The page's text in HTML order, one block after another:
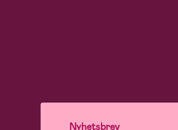
Nyhetsbrev